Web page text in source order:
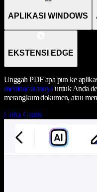
APLIKASI WINDOWS
EKSTENSI EDGE
Unggah PDF apa pun ke
membacakannya untuk Anda
merangkum dokumen, atau
Coba Gratis